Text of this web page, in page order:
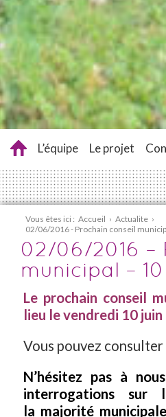
L’équipe Le projet
Vous êtes ici : Accueil › Actualite ›
02/06/2016 - Prochain conseil
02/06/2016 –
municipal –
Le prochain conseil
lieu le vendredi 10 juin
Vous pouvez
N’hésitez pas à
interrogations sur
la majorité